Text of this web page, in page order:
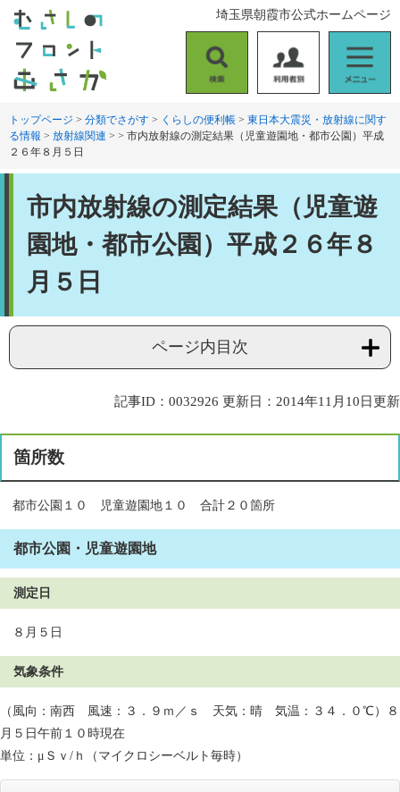
す
。
し
て
索
用
者
別
ニ
ュ
ー
埼玉県朝霞市公式ホームページ
トップページ > 分類でさがす > くらしの便利帳 > 東日本大震災・放射線に関す
る情報 > 放射線関連 > > 市内放射線の測定結果（児童遊園地・都市公園）平成
２６年８月５日
市内放射線の測定結果（児童遊
園地・都市公園）平成２６年８
月５日
ページ内目次
記事ID：0032926 更新日：2014年11月10日更新
箇所数
都市公園１０ 児童遊園地１０ 合計２０箇所
都市公園・児童遊園地
測定日
８月５日
気象条件
（風向：南西 風速：３．９ｍ／ｓ 天気：晴 気温：３４．０℃）８
月５日午前１０時現在
単位：μＳｖ/ｈ（マイクロシーベルト毎時）